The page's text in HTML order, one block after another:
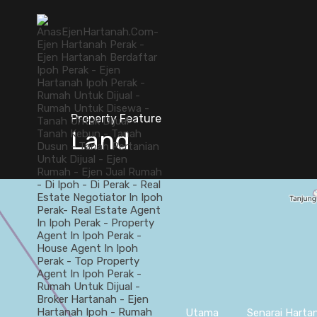
Utama Senarai
Property Feature
Land